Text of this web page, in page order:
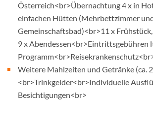
Österreich<br>Übernachtung 4 x in
einfachen Hütten (Mehrbettzimmer
Gemeinschaftsbad)<br>11 x
9 x Abendessen<br>Eintrittsgebühren
Weitere Mahlzeiten und Getränke (ca.
<br>Trinkgelder<br>Individuelle
Besichtigungen<br>